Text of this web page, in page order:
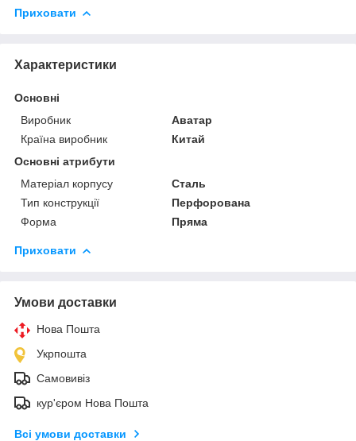
Приховати
Характеристики
Основні
Виробник
Аватар
Країна виробник
Китай
Основні атрибути
Матеріал корпусу
Сталь
Тип конструкції
Перфорована
Форма
Пряма
Приховати
Умови доставки
Нова Пошта
Укрпошта
Самовивіз
кур'єром Нова Пошта
Всі умови доставки